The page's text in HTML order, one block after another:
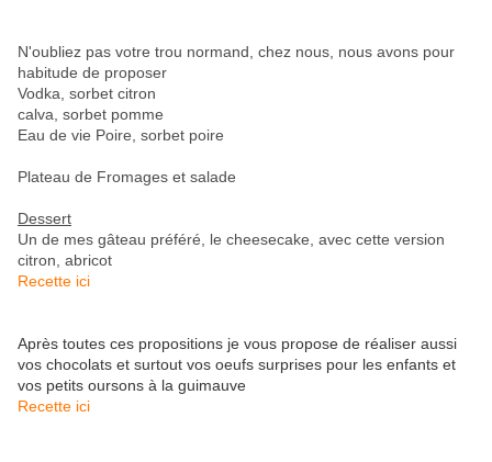
N'oubliez pas votre trou normand, chez nous, nous avons pour
habitude de proposer
Vodka, sorbet citron
calva, sorbet pomme
Eau de vie Poire, sorbet poire
Plateau de Fromages et salade
Dessert
Un de mes gâteau préféré, le cheesecake, avec cette version
citron, abricot
Recette ici
Après toutes ces propositions je vous propose de réaliser aussi
vos chocolats et surtout vos oeufs surprises pour les enfants et
vos petits oursons à la guimauve
Recette ici